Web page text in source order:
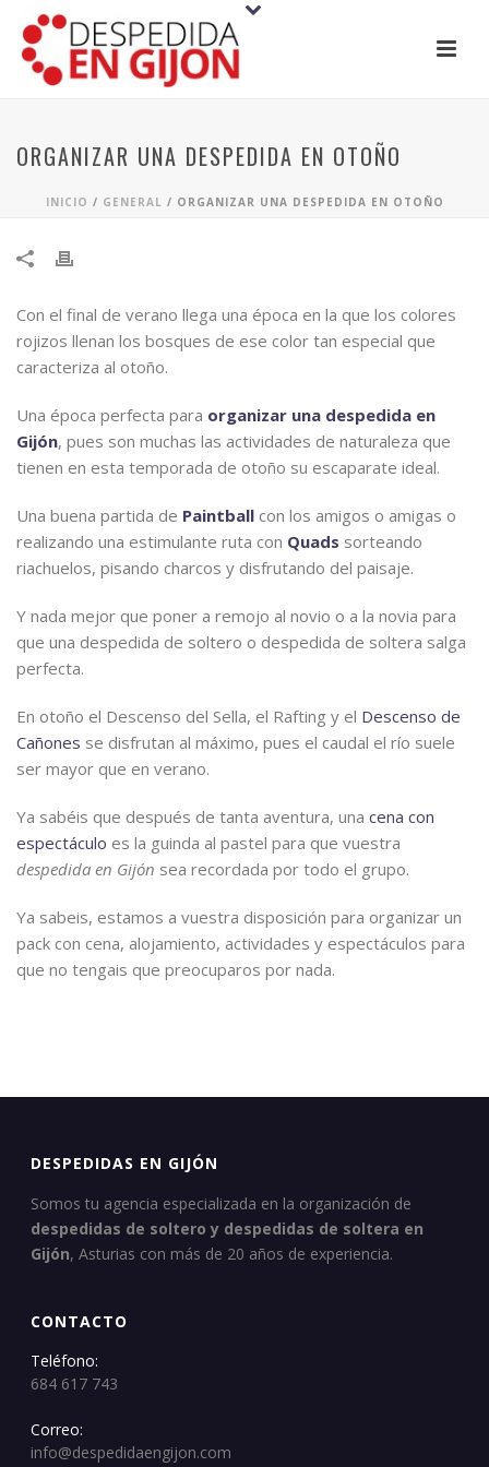
ORGANIZAR UNA DESPEDIDA EN OTOÑO
INICIO / GENERAL / ORGANIZAR UNA DESPEDIDA EN OTOÑO
Con el final de verano llega una época en la que los colores
rojizos llenan los bosques de ese color tan especial que
caracteriza al otoño.
Una época perfecta para organizar una despedida en
Gijón, pues son muchas las actividades de naturaleza que
tienen en esta temporada de otoño su escaparate ideal.
Una buena partida de Paintball con los amigos o amigas o
realizando una estimulante ruta con Quads sorteando
riachuelos, pisando charcos y disfrutando del paisaje.
Y nada mejor que poner a remojo al novio o a la novia para
que una despedida de soltero o despedida de soltera salga
perfecta.
En otoño el Descenso del Sella, el Rafting y el Descenso de
Cañones se disfrutan al máximo, pues el caudal el río suele
ser mayor que en verano.
Ya sabéis que después de tanta aventura, una cena con
espectáculo es la guinda al pastel para que vuestra
despedida en Gijón sea recordada por todo el grupo.
Ya sabeis, estamos a vuestra disposición para organizar un
pack con cena, alojamiento, actividades y espectáculos para
que no tengais que preocuparos por nada.
DESPEDIDAS EN GIJÓN
Somos tu agencia especializada en la organización de
despedidas de soltero y despedidas de soltera en
Gijón, Asturias con más de 20 años de experiencia.
CONTACTO
Teléfono:
684 617 743
Correo:
info@despedidaengijon.com